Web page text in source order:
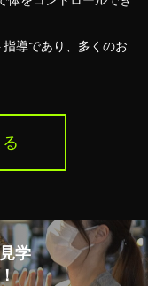
導であり、多くのお
学